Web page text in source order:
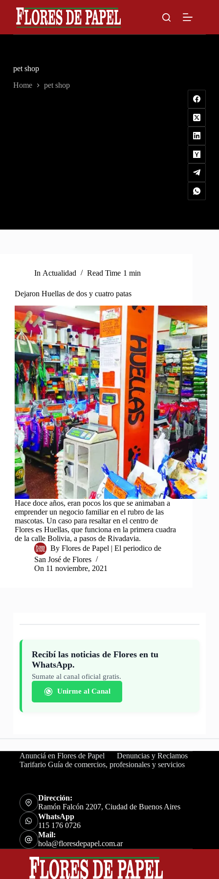
content
pet shop
Home pet shop
In Actualidad Read Time 1 min
Dejaron Huellas de dos y cuatro patas
Hace doce años, eran pocos los que se animaban a
emprender un negocio familiar en el rubro de las
mascotas. Un caso para resaltar en el centro de
Flores es Huellas, que funciona en la primera cuadra
de la calle Bolivia, a pasos de Rivadavia.
By Flores de Papel | El periodico de
San José de Flores
On 11 noviembre, 2021
Recibí las noticias de Flores en tu
WhatsApp.
Sumate al canal oficial gratis.
Unirme al Canal
Anunciá en Flores de Papel
Denuncias y Reclamos
Tarifario Guía de comercios, profesionales y servicios
Dirección:
Ramón Falcón 2207, Ciudad de Buenos Aires
WhatsApp
115 176 0726
Mail:
hola@floresdepapel.com.ar